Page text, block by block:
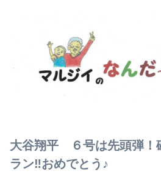
大谷翔平 ６号は先頭弾！
ラン‼おめでとう♪